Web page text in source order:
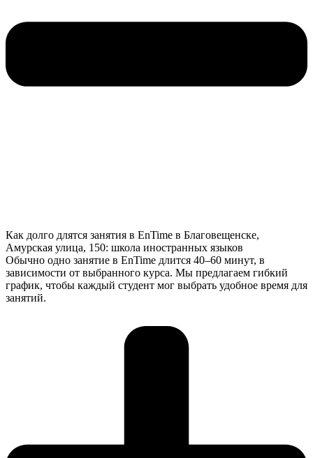
Как долго длятся занятия в EnTime в Благовещенске,
Амурская улица, 150: школа иностранных языков
Обычно одно занятие в EnTime длится 40–60 минут, в
зависимости от выбранного курса. Мы предлагаем гибкий
график, чтобы каждый студент мог выбрать удобное время для
занятий.